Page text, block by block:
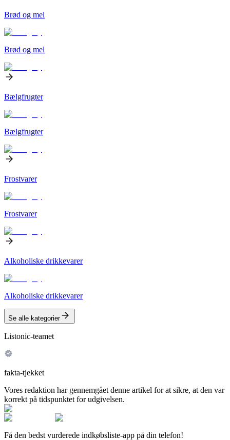
Brød og mel
Brød og mel
Bælgfrugter
Bælgfrugter
Frostvarer
Frostvarer
Alkoholiske drikkevarer
Alkoholiske drikkevarer
Se alle kategorier
Listonic-teamet
fakta-tjekket
Vores redaktion har gennemgået denne artikel for at sikre, at den var
korrekt på tidspunktet for udgivelsen.
Få den bedst vurderede indkøbsliste-app på din telefon!